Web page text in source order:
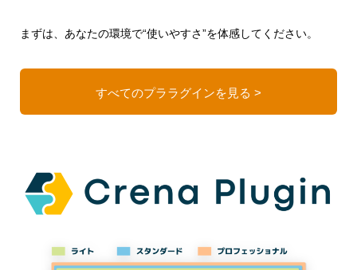
まずは、あなたの環境で“使いやすさ”を体感してください。
すべてのプララグインを見る >